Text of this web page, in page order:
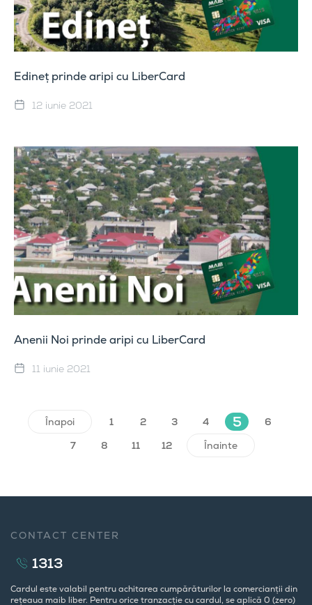
Edineț prinde aripi cu LiberCard
12 iunie 2021
Anenii Noi prinde aripi cu LiberCard
11 iunie 2021
Înapoi 1 2 3 4 5
6
7
8 11 12 Înainte
CONTACT CENTER
1313
Cardul este valabil pentru achitarea cumpărăturilor la comercianții din
rețeaua maib liber. Pentru orice tranzacție cu cardul, se aplică 0 (zero)